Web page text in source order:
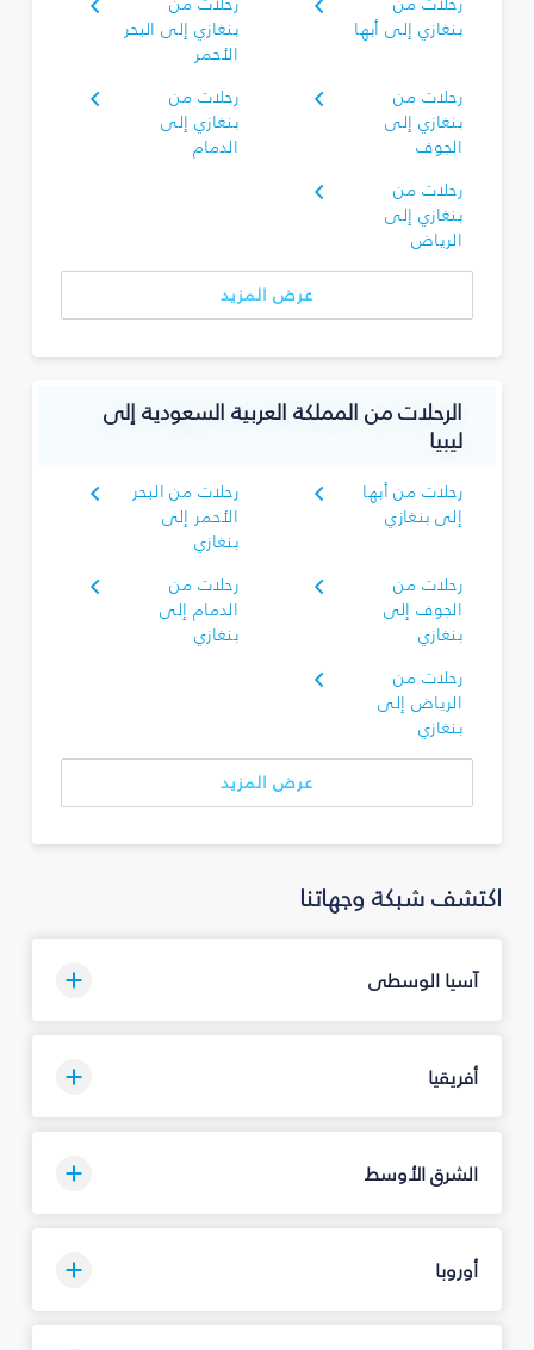
بنغازي إلى أبها
بنغازي إلى البحر
الأحمر
رحلات من
بنغازي إلى
الجوف
رحلات من
بنغازي إلى
الدمام
رحلات من
بنغازي إلى
الرياض
عرض المزيد
الرحلات من المملكة العربية السعودية إلى
ليبيا
رحلات من أبها
إلى بنغازي
رحلات من البحر
الأحمر إلى
بنغازي
رحلات من
الجوف إلى
بنغازي
رحلات من
الدمام إلى
بنغازي
رحلات من
الرياض إلى
بنغازي
عرض المزيد
اكتشف شبكة وجهاتنا
آسيا الوسطى
أفريقيا
الشرق الأوسط
أوروبا